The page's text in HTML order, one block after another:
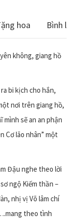
hoa Bình
không, giang hồ
bi kịch cho hắn,
nơi trên giang hồ,
mình sẽ an an phận
Cơ lão nhân” một
Đậu nghe theo lời
ngộ Kiếm thần –
nhị vị Võ lâm chí
theo tình